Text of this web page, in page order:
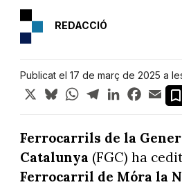
REDACCIÓ
Publicat el 17 de març de 2025 a
X BlueskyWhatsApp
TelegramLinkedIn
Ferrocarrils de la
Catalunya (FGC) ha
Ferrocarril de Móra la